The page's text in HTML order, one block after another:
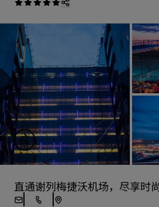
直通谢列梅捷沃机场，尽享时